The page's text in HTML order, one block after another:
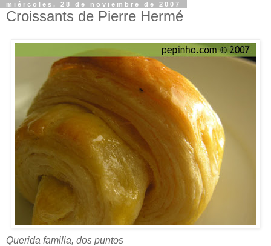
miércoles, 28 de noviembre de 2007
Croissants de Pierre Hermé
Querida familia, dos puntos